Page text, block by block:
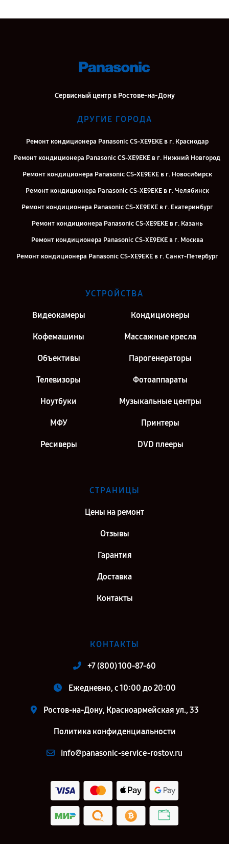
Сервисный центр в Ростове-на-Дону
ДРУГИЕ ГОРОДА
Ремонт кондиционера Panasonic CS-XE9EKE в г. Краснодар
Ремонт кондиционера Panasonic CS-XE9EKE в г. Нижний Новгород
Ремонт кондиционера Panasonic CS-XE9EKE в г. Новосибирск
Ремонт кондиционера Panasonic CS-XE9EKE в г. Челябинск
Ремонт кондиционера Panasonic CS-XE9EKE в г. Екатеринбург
Ремонт кондиционера Panasonic CS-XE9EKE в г. Казань
Ремонт кондиционера Panasonic CS-XE9EKE в г. Москва
Ремонт кондиционера Panasonic CS-XE9EKE в г. Санкт-Петербург
УСТРОЙСТВА
Видеокамеры Кондиционеры
Кофемашины Массажные кресла
Объективы Парогенераторы
Телевизоры Фотоаппараты
Ноутбуки Музыкальные центры
МФУ Принтеры
Ресиверы DVD плееры
СТРАНИЦЫ
Цены на ремонт
Отзывы
Гарантия
Доставка
Контакты
КОНТАКТЫ
+7 (800) 100-87-60
Ежедневно, с 10:00 до 20:00
Ростов-на-Дону, Красноармейская ул., 33
Политика конфиденциальности
info@panasonic-service-rostov.ru